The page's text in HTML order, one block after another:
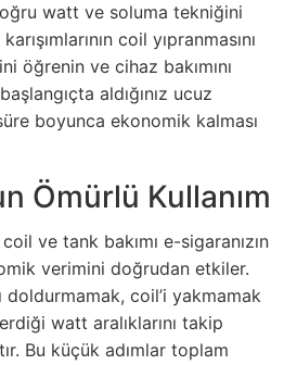
watt ve soluma tekniğini
coil yıpranmasını
öğrenin ve cihaz bakımını
aldığınız ucuz
boyunca ekonomik kalması
Ömürlü Kullanım
ve tank bakımı e-sigaranızın
verimini doğrudan etkiler.
doldurmamak, coil’i yakmamak
watt aralıklarını takip
Bu küçük adımlar toplam